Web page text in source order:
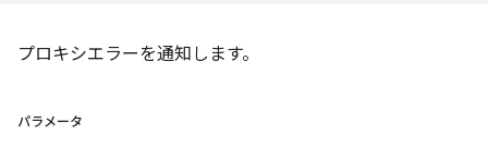
プロキシエラーを通知します。
パラメータ